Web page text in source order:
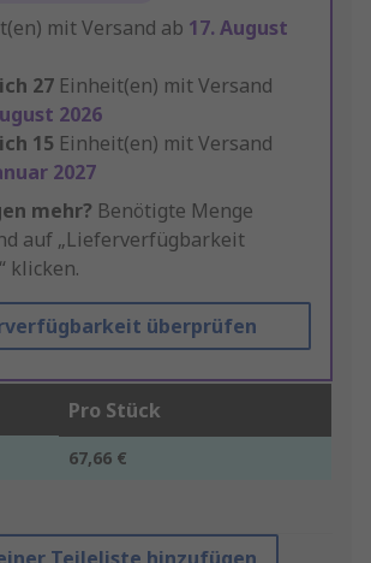
mit Versand ab 17. August
27 Einheit(en) mit Versand
2026
15 Einheit(en) mit Versand
2027
mehr? Benötigte Menge
auf „Lieferverfügbarkeit
klicken.
überprüfen
Pro Stück
67,66 €